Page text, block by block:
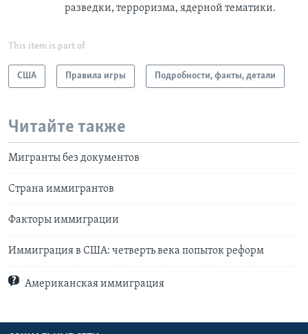
разведки, терроризма, ядерной тематики.
This item is part of
США Правила игры Подробности, факты, детали
Читайте также
Мигранты без документов
Страна иммигрантов
Факторы иммиграции
Иммиграция в США: четверть века попыток реформ
Американская иммиграция